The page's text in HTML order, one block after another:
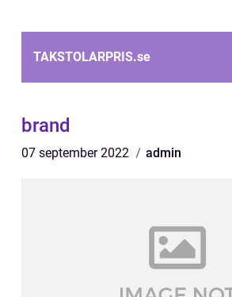
TAKSTOLARPRIS.se
brand
07 september 2022 admin